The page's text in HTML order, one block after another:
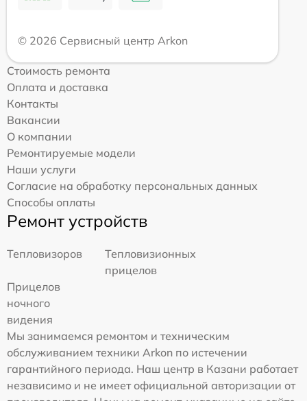
© 2026 Сервисный центр Arkon
Стоимость ремонта
Оплата и доставка
Контакты
Вакансии
О компании
Ремонтируемые модели
Наши услуги
Согласие на обработку персональных данных
Способы оплаты
Ремонт устройств
Тепловизоров
Тепловизионных
прицелов
Прицелов
ночного
видения
Мы занимаемся ремонтом и техническим
обслуживанием техники Arkon по истечении
гарантийного периода. Наш центр в Казани работает
независимо и не имеет официальной авторизации от